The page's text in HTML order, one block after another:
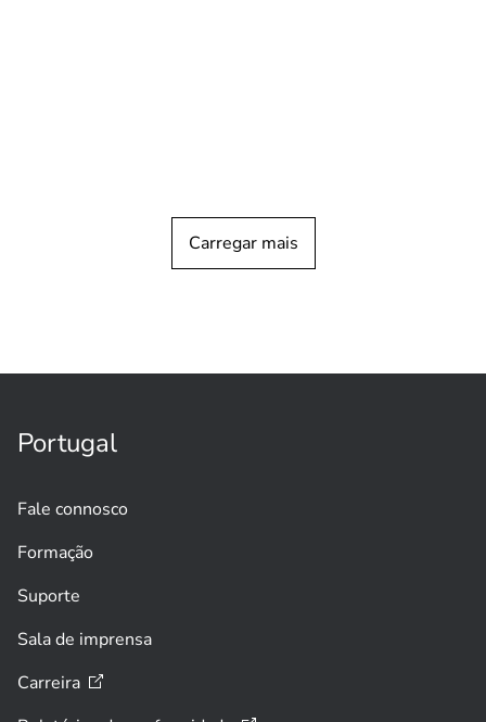
Aeroporto Internacional de
Carregar mais
Portugal
Fale connosco
Formação
Suporte
Sala de imprensa
Carreira